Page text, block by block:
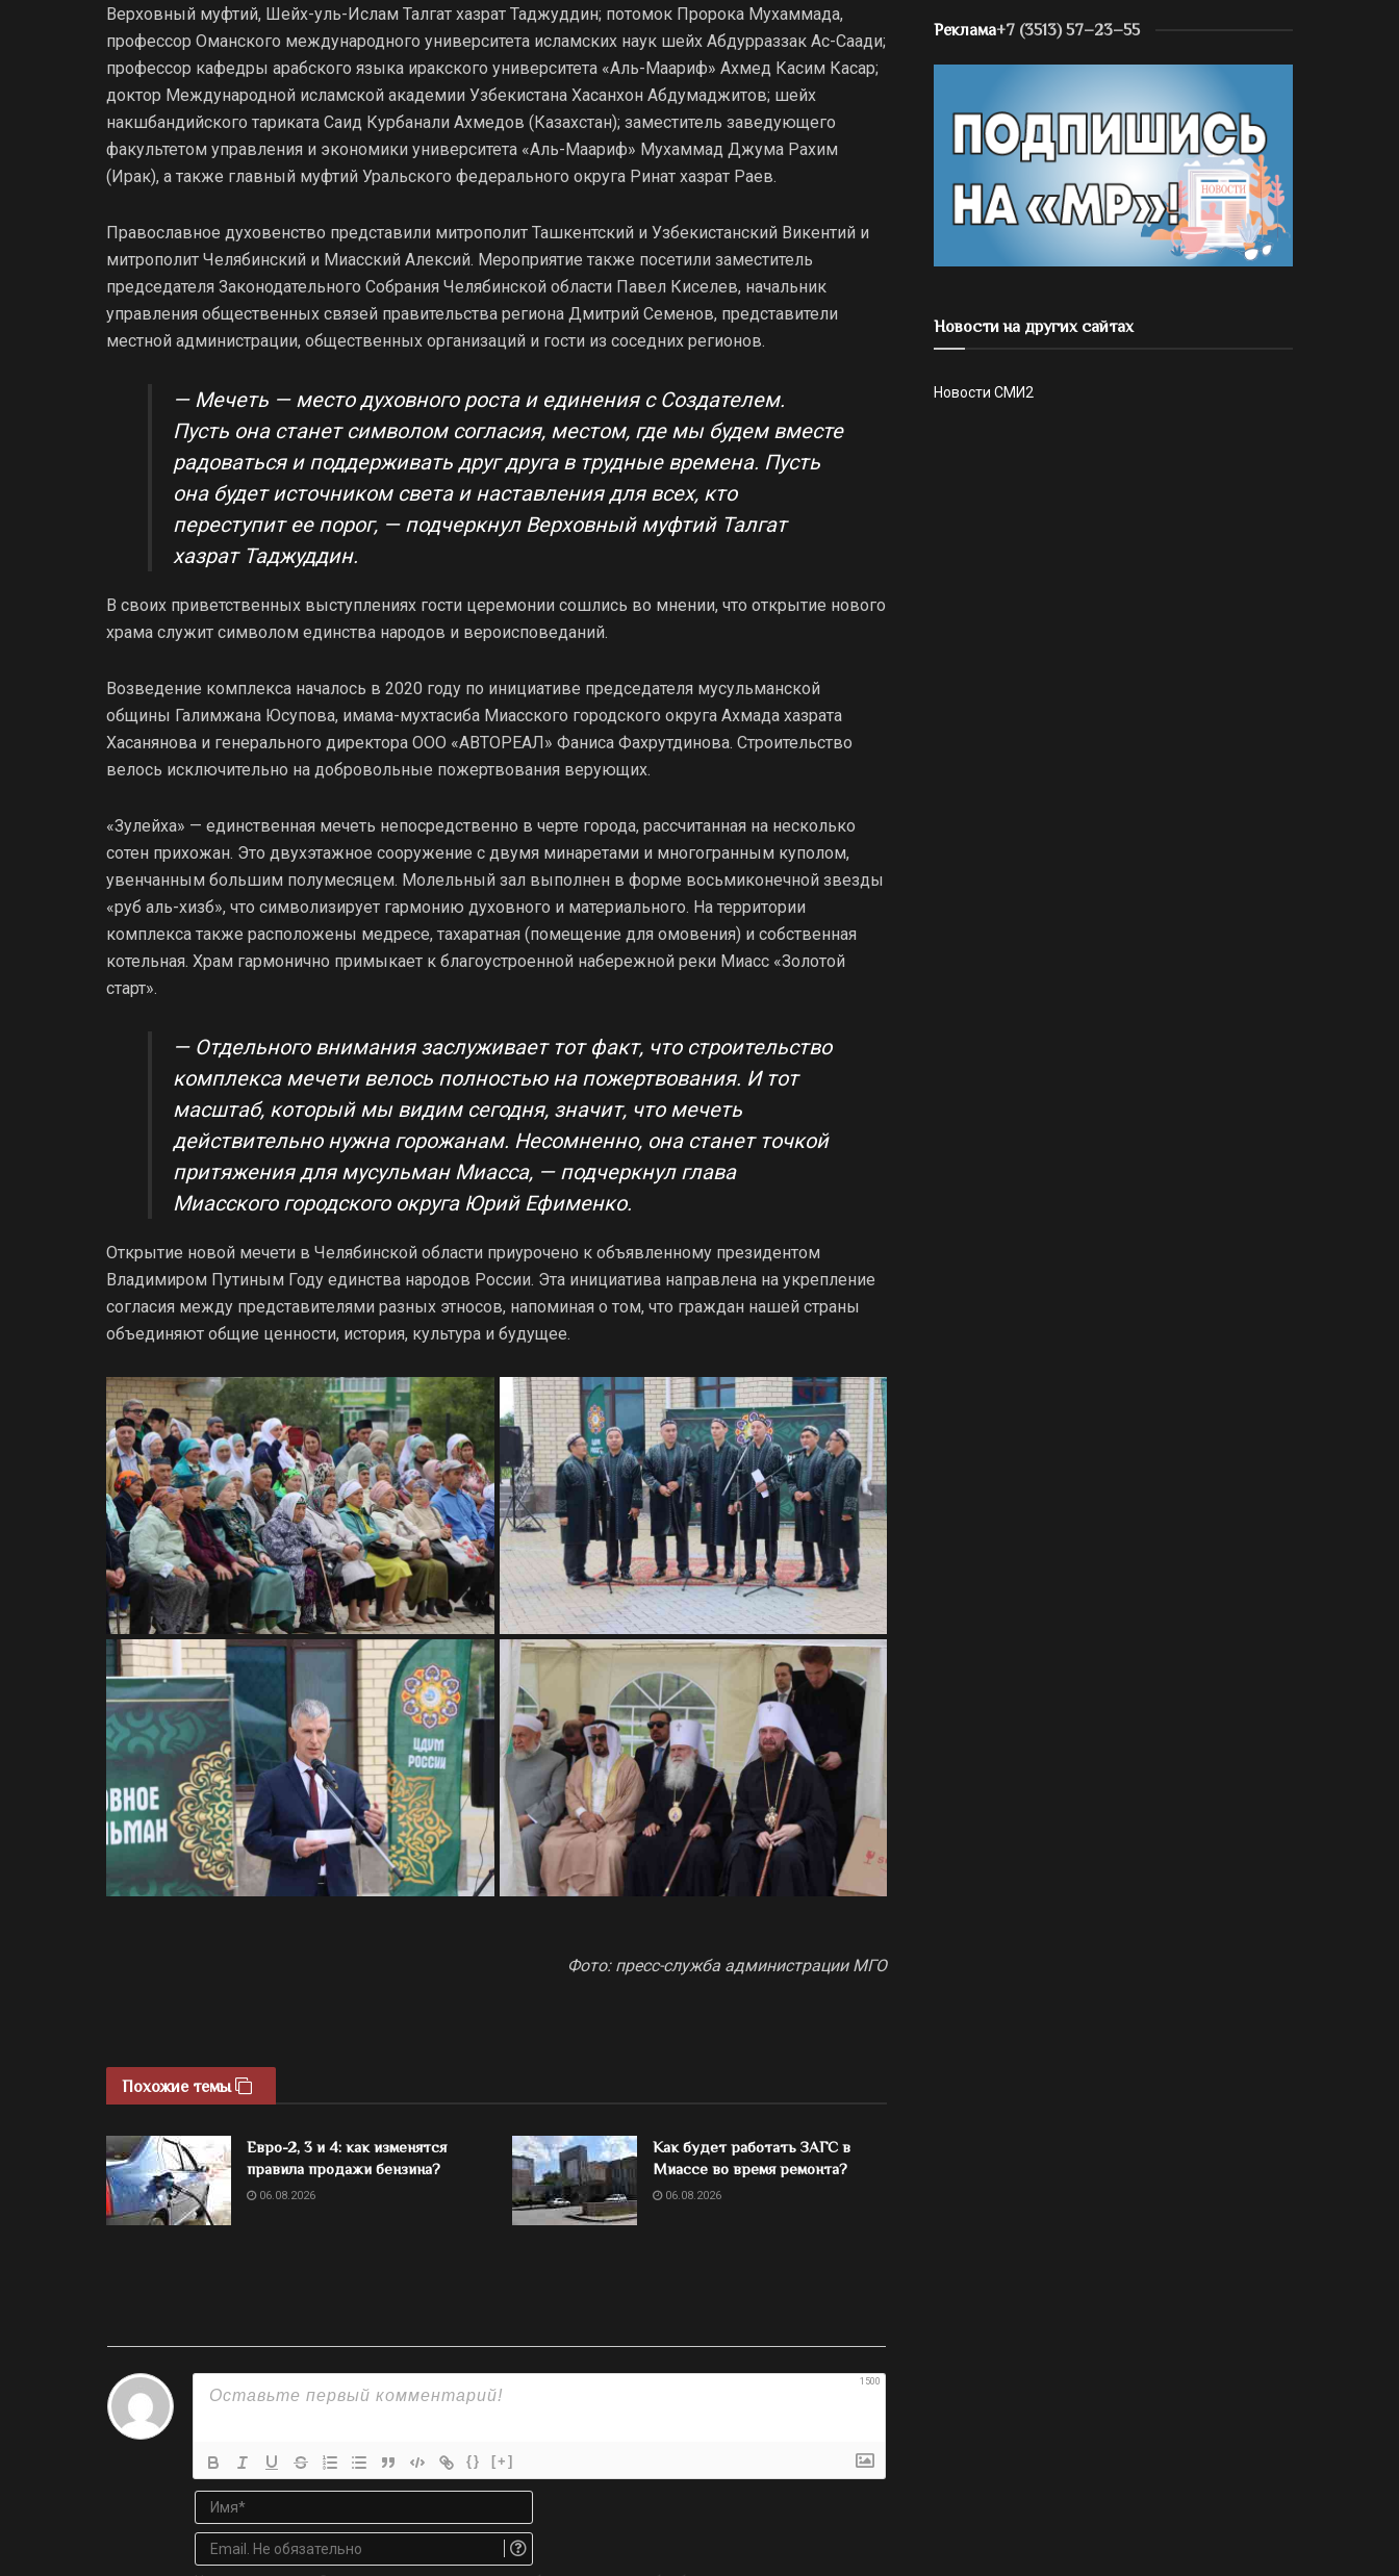
Верховный муфтий, Шейх-уль-Ислам Талгат хазрат Таджуддин; потомок Пророка Мухаммада,
профессор Оманского международного университета исламских наук шейх Абдурраззак Ас-Саади;
профессор кафедры арабского языка иракского университета «Аль-Маариф» Ахмед Касим Касар;
доктор Международной исламской академии Узбекистана Хасанхон Абдумаджитов; шейх
накшбандийского тариката Саид Курбанали Ахмедов (Казахстан); заместитель заведующего
факультетом управления и экономики университета «Аль-Маариф» Мухаммад Джума Рахим
(Ирак), а также главный муфтий Уральского федерального округа Ринат хазрат Раев.
Православное духовенство представили митрополит Ташкентский и Узбекистанский Викентий и
митрополит Челябинский и Миасский Алексий. Мероприятие также посетили заместитель
председателя Законодательного Собрания Челябинской области Павел Киселев, начальник
управления общественных связей правительства региона Дмитрий Семенов, представители
местной администрации, общественных организаций и гости из соседних регионов.
— Мечеть — место духовного роста и единения с Создателем.
Пусть она станет символом согласия, местом, где мы будем вместе
радоваться и поддерживать друг друга в трудные времена. Пусть
она будет источником света и наставления для всех, кто
переступит ее порог, — подчеркнул Верховный муфтий Талгат
хазрат Таджуддин.
В своих приветственных выступлениях гости церемонии сошлись во мнении, что открытие нового
храма служит символом единства народов и вероисповеданий.
Возведение комплекса началось в 2020 году по инициативе председателя мусульманской
общины Галимжана Юсупова, имама-мухтасиба Миасского городского округа Ахмада хазрата
Хасанянова и генерального директора ООО «АВТОРЕАЛ» Фаниса Фахрутдинова. Строительство
велось исключительно на добровольные пожертвования верующих.
«Зулейха» — единственная мечеть непосредственно в черте города, рассчитанная на несколько
сотен прихожан. Это двухэтажное сооружение с двумя минаретами и многогранным куполом,
увенчанным большим полумесяцем. Молельный зал выполнен в форме восьмиконечной звезды
«руб аль-хизб», что символизирует гармонию духовного и материального. На территории
комплекса также расположены медресе, тахаратная (помещение для омовения) и собственная
котельная. Храм гармонично примыкает к благоустроенной набережной реки Миасс «Золотой
старт».
— Отдельного внимания заслуживает тот факт, что строительство
комплекса мечети велось полностью на пожертвования. И тот
масштаб, который мы видим сегодня, значит, что мечеть
действительно нужна горожанам. Несомненно, она станет точкой
притяжения для мусульман Миасса, — подчеркнул глава
Миасского городского округа Юрий Ефименко.
Открытие новой мечети в Челябинской области приурочено к объявленному президентом
Владимиром Путиным Году единства народов России. Эта инициатива направлена на укрепление
согласия между представителями разных этносов, напоминая о том, что граждан нашей страны
объединяют общие ценности, история, культура и будущее.
Фото: пресс-служба администрации МГО
Похожие темы
Евро-2, 3 и 4: как изменятся
правила продажи бензина?
06.08.2026
Как будет работать ЗАГС в
Миассе во время ремонта?
06.08.2026
1500
{} [+]
Имя*
Email.
Реклама+7 (3513) 57–23–55
Новости на других сайтах
Новости СМИ2